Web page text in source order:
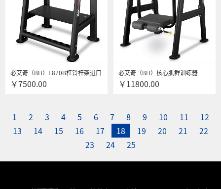
必艾奇（BH）L870B杠铃杆架进口
健身器材商用史密斯多功能综合训
￥7500.00
必艾奇（BH）核心肌群训练器
L885B进口商用多功能力量综合训
￥11800.00
1 2 3 4 5 6 7 8 9 10 11
12
13
14 15 16 17 18 19 20 21
22
23
24 25